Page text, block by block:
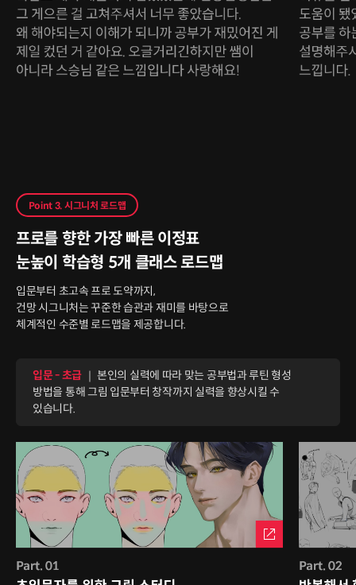
Point 3. 시그니처 로드맵
프로를 향한 가장 빠른 이정표
눈높이 학습형 5개 클래스 로드맵
입문부터 초고속 프로 도약까지,
건망 시그니처는 꾸준한 습관과 재미를 바탕으로
체계적인 수준별 로드맵을 제공합니다.
입문 - 초급｜ 본인의 실력에 따라 맞는 공부법과 루틴 형성
방법을 통해 그림 입문부터 창작까지 실력을 향상시킬 수
있습니다.